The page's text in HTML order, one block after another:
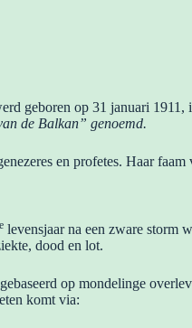
geboren op 31 januari 1911,
de Balkan” genoemd.
en profetes. Haar
e levensjaar na een zware storm
dood en lot.
op mondelinge
komt via: